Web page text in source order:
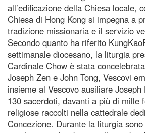
all’edificazione della Chiesa locale,
Chiesa di Hong Kong si impegna a
tradizione missionaria e il servizio
Secondo quanto ha riferito
settimanale diocesano, la liturgia
Cardinale Chow è stata
Joseph Zen e John Tong, Vescovi
insieme al Vescovo ausiliare
130 sacerdoti, davanti a più di mille
religiose raccolti nella cattedrale
Concezione. Durante la liturgia